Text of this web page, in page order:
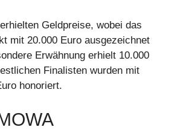
Geldpreise, wobei das
mit 20.000 Euro ausgezeichnet
Erwähnung erhielt 10.000
Finalisten wurden mit
honoriert.